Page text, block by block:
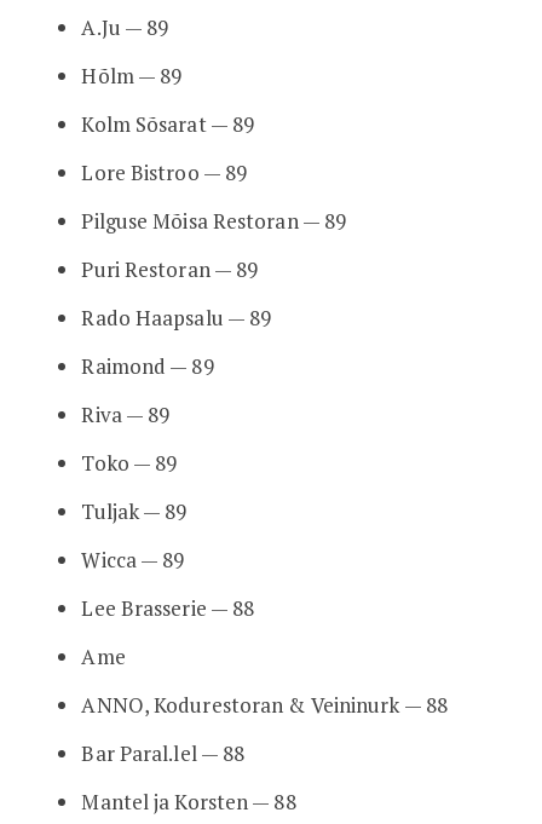
A.Ju — 89
Hõlm — 89
Kolm Sõsarat — 89
Lore Bistroo — 89
Pilguse Mõisa Restoran — 89
Puri Restoran — 89
Rado Haapsalu — 89
Raimond — 89
Riva — 89
Toko — 89
Tuljak — 89
Wicca — 89
Lee Brasserie — 88
Ame
ANNO, Kodurestoran & Veininurk — 88
Bar Paral.lel — 88
Mantel ja Korsten — 88